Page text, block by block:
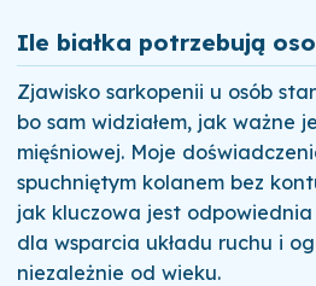
Ile białka potrzebują
Zjawisko sarkopenii u osób
bo sam widziałem, jak ważne
mięśniowej. Moje
spuchniętym kolanem bez
jak kluczowa jest
dla wsparcia układu ruchu i
niezależnie od wieku.